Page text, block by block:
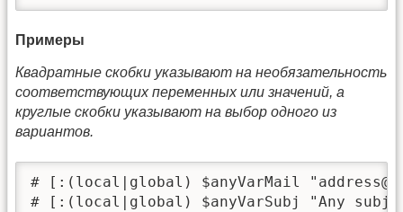
Примеры
Квадратные скобки указывают на необязательность
соответствующих переменных или значений, а
круглые скобки указывают на выбор одного из
вариантов.
# [:(local|global) $anyVarMail
# [:(local|global) $anyVarSubj "Any